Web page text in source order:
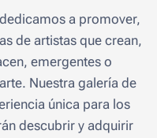
a promover,
de artistas que crean,
emergentes o
Nuestra galería de
única para los
descubrir y adquirir